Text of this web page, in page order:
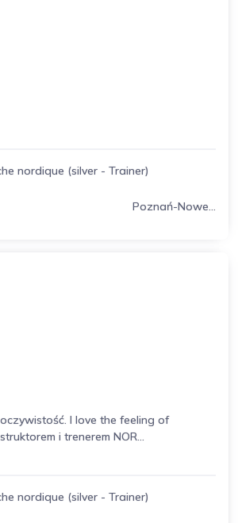
nordique (silver - Trainer)
Poznań-Nowe...
I love the feeling of
i trenerem NOR...
nordique (silver - Trainer)